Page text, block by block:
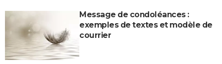
Message de condoléances :
exemples de textes et modèle de
courrier